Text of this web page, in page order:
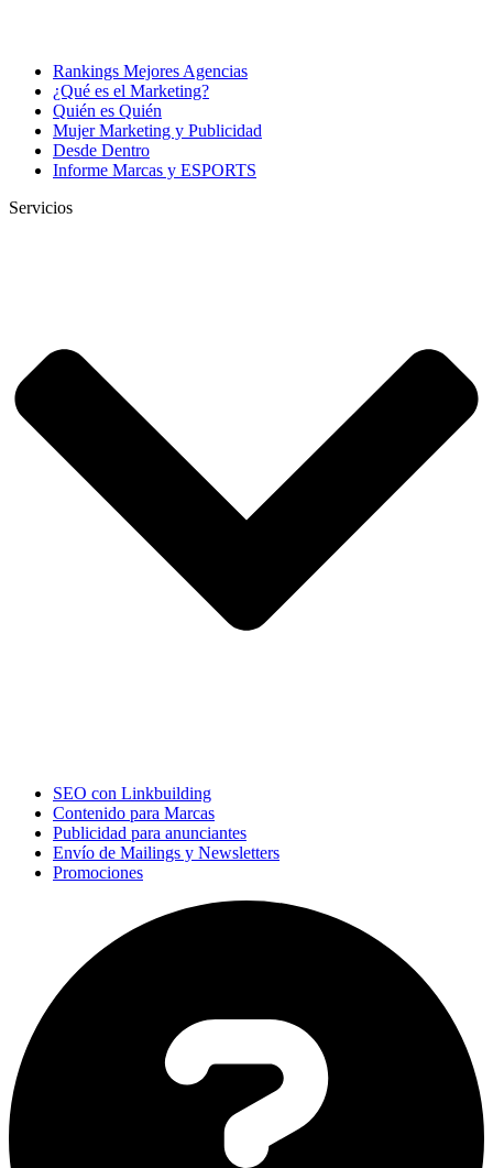
Rankings Mejores Agencias
¿Qué es el Marketing?
Quién es Quién
Mujer Marketing y Publicidad
Desde Dentro
Informe Marcas y ESPORTS
Servicios
SEO con Linkbuilding
Contenido para Marcas
Publicidad para anunciantes
Envío de Mailings y Newsletters
Promociones